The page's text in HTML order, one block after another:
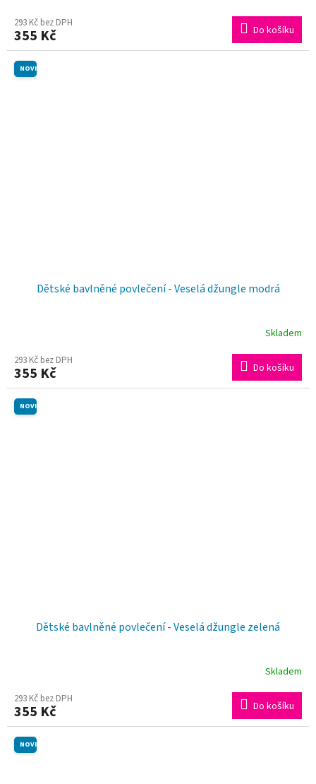
293 Kč bez DPH
355 Kč Do košíku
NOVINKA
Dětské bavlněné povlečení - Veselá džungle modrá
Skladem
293 Kč bez DPH
355 Kč Do košíku
NOVINKA
Dětské bavlněné povlečení - Veselá džungle zelená
Skladem
293 Kč bez DPH
355 Kč Do košíku
NOVINKA